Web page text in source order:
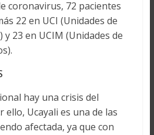
coronavirus, 72 pacientes
22 en UCI (Unidades de
23 en UCIM (Unidades de
hay una crisis del
ello, Ucayali es una de las
afectada, ya que con